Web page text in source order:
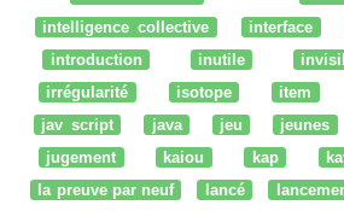
intelligence collective
interface
introduction
inutile
irrégularité
isotope item
jav script
java jeu jeunes
jugement
kaiou kap
la preuve par neuf
lancé